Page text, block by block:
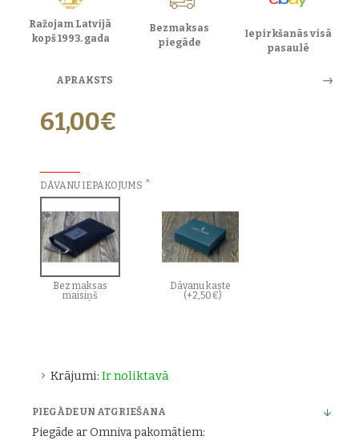
Ražojam Latvijā
kopš 1993. gada
Bezmaksas
piegāde
Iepirkšanās visā
pasaulē
APRAKSTS
Krājumi: Ir noliktavā
61,00€
DĀVANU IEPAKOJUMS
Bez maksas
maisiņš
Dāvanu kaste
(+2,50€)
PIEGĀDE UN ATGRIEŠANA
Piegāde ar Omniva pakomātiem: